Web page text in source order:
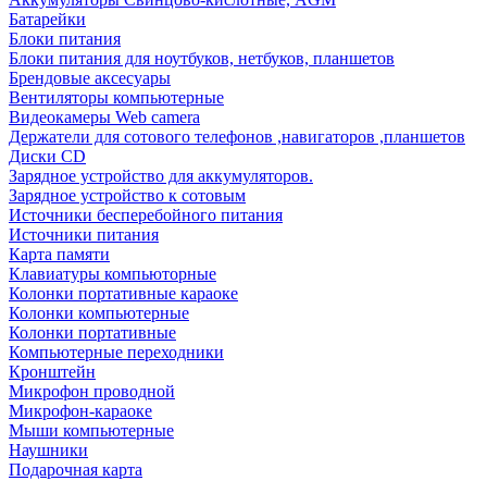
Батарейки
Блоки питания
Блоки питания для ноутбуков, нетбуков, планшетов
Брендовые аксесуары
Вентиляторы компьютерные
Видеокамеры Web camera
Держатели для сотового телефонов ,навигаторов ,планшетов
Диски CD
Зарядное устройство для аккумуляторов.
Зарядное устройство к сотовым
Источники бесперебойного питания
Источники питания
Карта памяти
Клавиатуры компьюторные
Колонки портативные караоке
Колонки компьютерные
Колонки портативные
Компьютерные переходники
Кронштейн
Микрофон проводной
Микрофон-караоке
Мыши компьютерные
Наушники
Подарочная карта